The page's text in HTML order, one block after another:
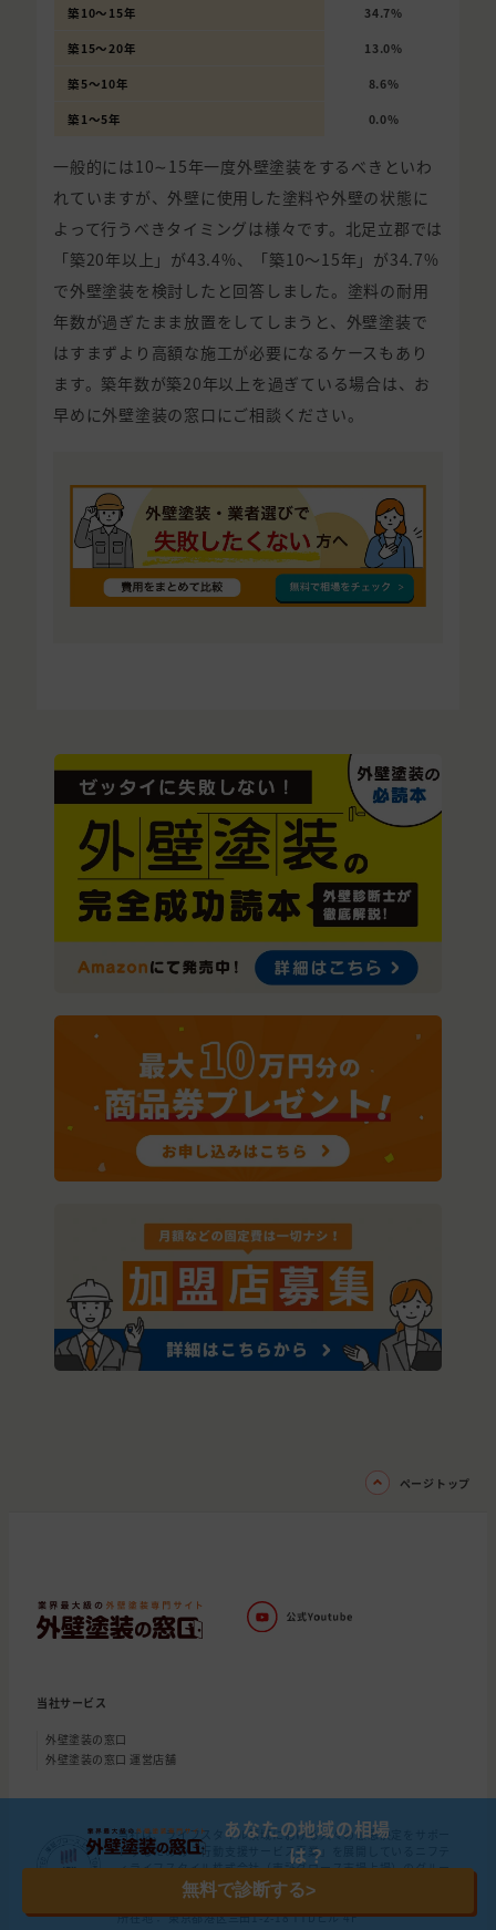
築10〜15年 34.7%
築15〜20年 13.0%
築5〜10年 8.6%
築1〜5年 0.0%
一般的には10∼15年一度外壁塗装をするべきといわ
れていますが、外壁に使用した塗料や外壁の状態に
よって行うべきタイミングは様々です。北足立郡では
「築20年以上」が43.4%、「築10〜15年」が34.7%
で外壁塗装を検討したと回答しました。塗料の耐用
年数が過ぎたまま放置をしてしまうと、外壁塗装で
はすまずより高額な施工が必要になるケースもあり
ます。築年数が築20年以上を過ぎている場合は、お
早めに外壁塗装の窓口にご相談ください。
ページトップ
当社サービス
外壁塗装の窓口
外壁塗装の窓口 運営店舗
当社は、ライフスタイル領域における人々の意思決定をサポー
トするための「行動支援サービス事業」を展開しているニフテ
ィライフスタイル株式会社（東証グロース市場上場）のグルー
プ会社です。(証券コード：4262)
運営会社： 株式会社ドアーズ
所在地： 東京都港区三田1-2-18 TTDビル 4F
あなたの地域の相場
は？
無料で診断する>